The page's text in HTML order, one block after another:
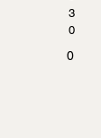
3
0
0